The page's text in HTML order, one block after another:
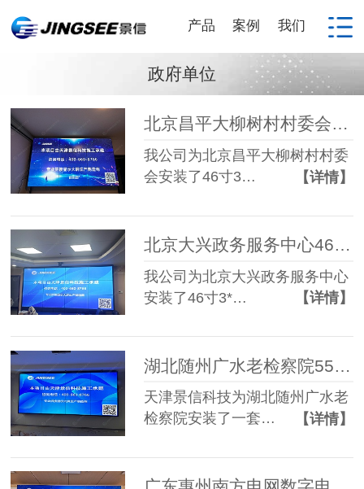
产品 案例 我们
政府单位
北京昌平大柳树村村委会46寸3.5mm 3*3液晶拼接屏
我公司为北京昌平大柳树村村委
会安装了46寸3…
【详情】
北京大兴政务服务中心46寸3.5mm 3*4液晶拼接屏
我公司为北京大兴政务服务中心
安装了46寸3*…
【详情】
天津景信科技为湖北随州广水老
检察院安装了一套…
【详情】